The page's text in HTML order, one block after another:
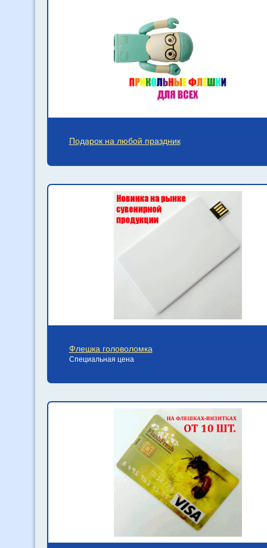
Подарок на любой праздник
Флешка головоломка
Специальная цена